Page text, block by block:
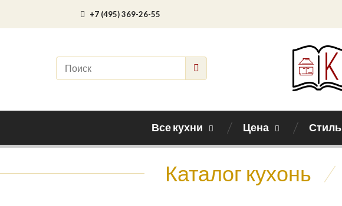
+7 (495) 369-26-55
Все кухни Цена Стиль
Каталог кухонь /